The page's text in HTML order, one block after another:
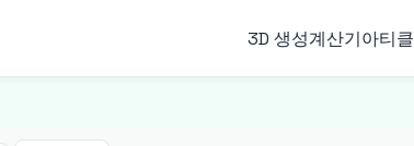
3D 생성계산기아티클